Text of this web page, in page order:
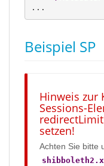
...
Beispiel SP
Hinweis zur
Sessions-
setzen!
Achten Sie bitte